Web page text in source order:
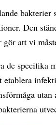
Den
gör att vi
de specifika
etablera